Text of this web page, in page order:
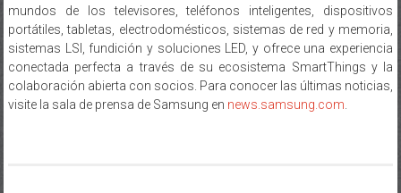
portátiles, tabletas, electrodomésticos, sistemas de red y memoria,
sistemas LSI, fundición y soluciones LED, y ofrece una experiencia
conectada perfecta a través de su ecosistema SmartThings y la
colaboración abierta con socios. Para conocer las últimas noticias,
visite la sala de prensa de Samsung en news.samsung.com .